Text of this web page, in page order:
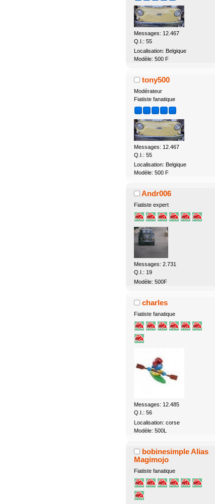
Messages: 12.467
Q.I.: 55
Localisation: Belgique
Modèle: 500 F
tony500
Modérateur
Fiatiste fanatique
Messages: 12.467
Q.I.: 55
Localisation: Belgique
Modèle: 500 F
Andr006
Fiatiste expert
Messages: 2.731
Q.I.: 19
Modèle: 500F
charles
Fiatiste fanatique
Messages: 12.485
Q.I.: 56
Localisation: corse
Modèle: 500L
bobinesimple Alias
Magimojo
Fiatiste fanatique